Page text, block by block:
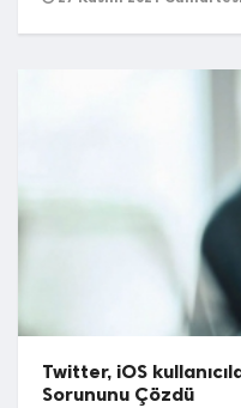
Twitter, iOS
Sorununu Çözdü